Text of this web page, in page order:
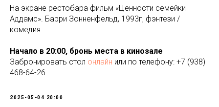
На экране рестобара фильм «Ценности семейки
Аддамс». Барри Зонненфельд, 1993г, фэнтези /
комедия
Начало в 20:00, бронь места в кинозале
Забронировать стол онлайн или по телефону: +7 (938)
468-64-26
2025-05-04 20:00